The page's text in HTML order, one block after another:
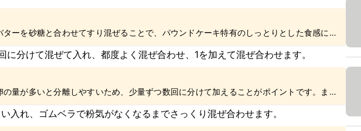
ターを砂糖と合わせてすり混ぜることで、パウンドケーキ特有のしっとりとした食感に仕
に分けて混ぜて入れ、都度よく混ぜ合わせ、1を加えて混ぜ合わせます。
の量が多いと分離しやすいため、少量ずつ数回に分けて加えることがポイントです。ま
を分離させないコツをこちらでご紹介していますので、あわせてご参照ください。
入れ、ゴムベラで粉気がなくなるまでさっくり混ぜ合わせます。